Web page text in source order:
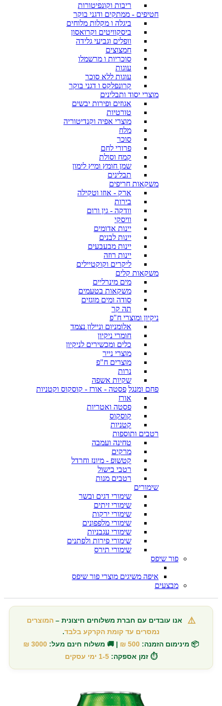
ריבות וקונפיטורות
חטיפים - ממתקים ודגני בוקר
ביגלה ו מקלות מלוחים
ביסקוויטים וקרואסון
וופלים וגביעי גלידה
חמצוצים
סוכריות ו מרשמלו
עוגות
עוגות ללא סוכר
קרונפלקס ו דגני בוקר
מוצרי יסוד ותבלינים
אגוזים ופירות יבשים
טורטיות
מוצרי אפיה וקנדיטוריה
מלח
סוכר
פרורי לחם
קמח וסולת
שמן חומץ ומיץ לימון
תבלינים
משקאות חריפים
ארק - אוזו וטקילה
בירות
וודקה - גין ורום
וויסקי
יינות אדומים
יינות לבנים
יינות מבעבעים
יינות רוזה
ליקרים וקוקטיילים
משקאות קלים
מים מינרליים
משקאות בטעמים
סודה ומים מוגזים
תה קר
ניקיון ומוצרי ח"פ
אלומניום וניילון נצמד
חומרי ניקיון
כלים ומכשירים לניקיון
מוצרי נייר
מוצרים ח"פ
נרות
שקיות אשפה
פחם ומנגל פסטה - אורז - קוסקוס וקטניות
אורז
פסטה ואטריות
קוסקוס
קטניות
רטבים ותוספות
טחינה ועמבה
מרקים
קטשופ - מיונז וחרדל
רטבי בישול
רטבים מנות
שימורים
שימורי דגים ובשר
שימורי זיתים
שימורי ירקות
שימורי מלפפונים
שימורי עגבניות
שימורי פירות ולפתנים
שימורי תירס
פור שיפס
איפה משיגים מוצרי פור שיפס
מבצעים
⚠️ אנו עובדים עם חברת משלוחים חיצונית –המוצרים
נמסרים עד קומת הקרקע בלבד.
📦 מינימום הזמנה: 500 ₪ | 🚚 משלוח חינם מעל: 3000 ₪
⏱️ זמן אספקה: 1-5 ימי עסקים